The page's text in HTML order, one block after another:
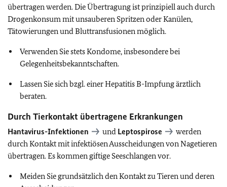
übertragen werden. Die Übertragung ist prinzipiell auch durch
Drogenkonsum mit unsauberen Spritzen oder Kanülen,
Tätowierungen und Bluttransfusionen möglich.
Verwenden Sie stets Kondome, insbesondere bei
Gelegenheitsbekanntschaften.
Lassen Sie sich bzgl. einer Hepatitis B-Impfung ärztlich
beraten.
Durch Tierkontakt übertragene Erkrankungen
Hantavirus-Infektionen und Leptospirose
werden
durch Kontakt mit infektiösen Ausscheidungen von Nagetieren
übertragen. Es kommen giftige Seeschlangen vor.
Meiden Sie grundsätzlich den Kontakt zu Tieren und deren